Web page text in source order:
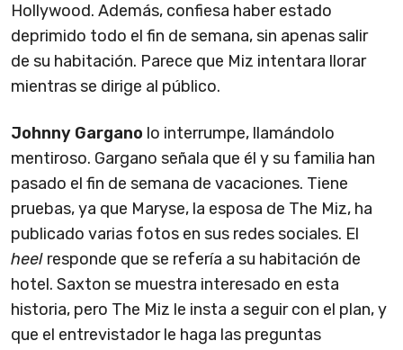
Hollywood. Además, confiesa haber estado
deprimido todo el fin de semana, sin apenas salir
de su habitación. Parece que Miz intentara llorar
mientras se dirige al público.
Johnny Gargano lo interrumpe, llamándolo
mentiroso. Gargano señala que él y su familia han
pasado el fin de semana de vacaciones. Tiene
pruebas, ya que Maryse, la esposa de The Miz, ha
publicado varias fotos en sus redes sociales. El
heel responde que se refería a su habitación de
hotel. Saxton se muestra interesado en esta
historia, pero The Miz le insta a seguir con el plan, y
que el entrevistador le haga las preguntas